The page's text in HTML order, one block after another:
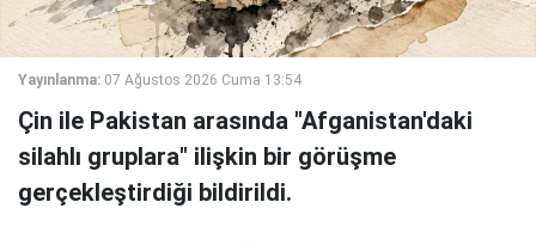
Yayınlanma: 07 Ağustos 2026 Cuma 13:54
Çin ile Pakistan arasında "Afganistan'daki
silahlı gruplara" ilişkin bir görüşme
gerçekleştirdiği bildirildi.